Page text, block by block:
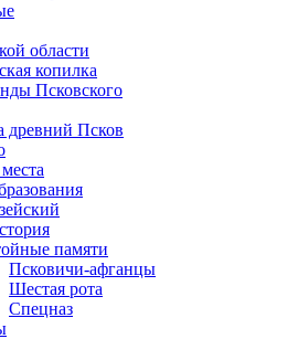
области
копилка
Псковского
древний Псков
памяти
Псковичи-афганцы
Шестая рота
Спецназ